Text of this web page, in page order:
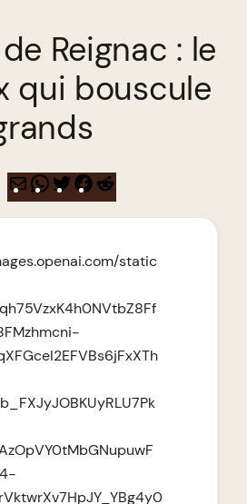
Reignac : le
qui bouscule
E-
mail
WhatsApp
TwitterFacebook